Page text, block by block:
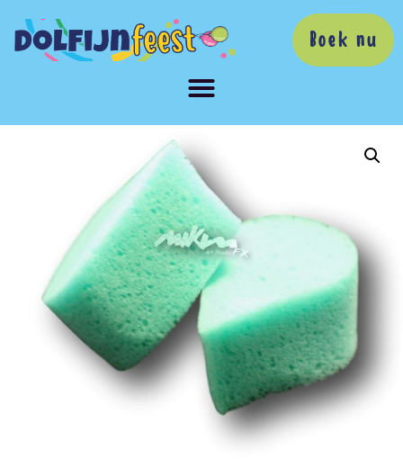
Boek nu